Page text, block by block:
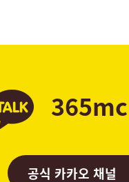
365mc
공식 카카오 채널